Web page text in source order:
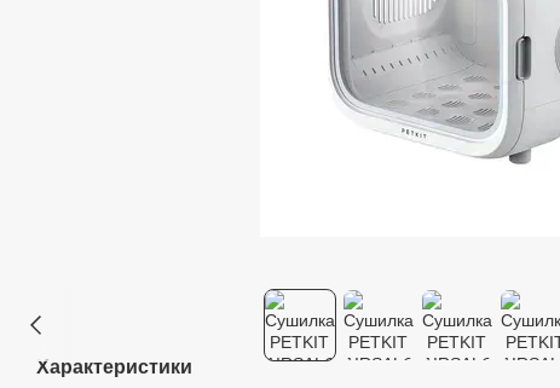
Характеристики